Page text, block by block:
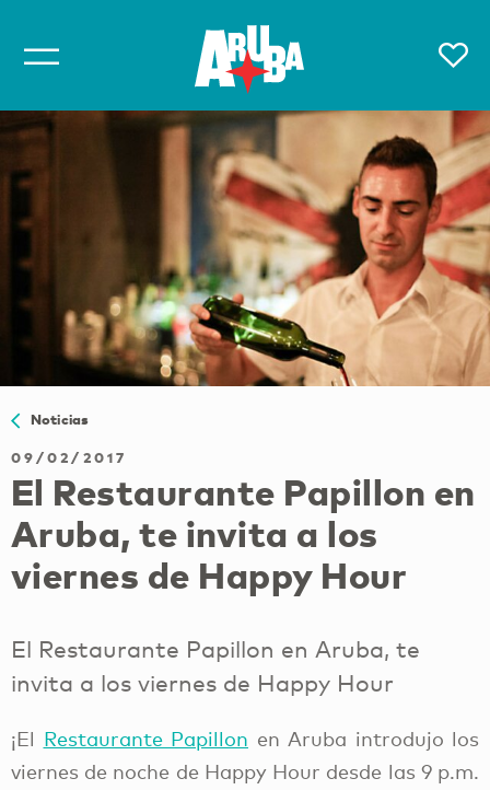
Noticias
09/02/2017
El Restaurante Papillon en
Aruba, te invita a los
viernes de Happy Hour
El Restaurante Papillon en Aruba, te
invita a los viernes de Happy Hour
¡El Restaurante Papillon en Aruba introdujo los
viernes de noche de Happy Hour desde las 9 p.m.